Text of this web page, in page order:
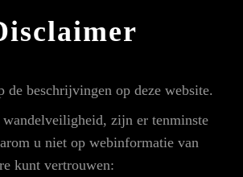
de beschrijvingen op deze website.
zijn er tenminste
u niet op webinformatie van
kunt vertrouwen: